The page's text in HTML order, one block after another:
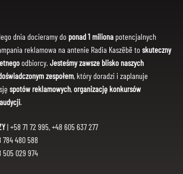
dnia docieramy do ponad 1 miliona potencjalnych
reklamowa na antenie Radia Kaszëbë toskuteczny
odbiorcy. Jesteśmy zawsze blisko naszych
zespołem, który doradzi i zaplanuje
spotów reklamowych,organizację konkursów
.
| +58 71 72 995, +48 605 637 277
784 480 588
505 029 974